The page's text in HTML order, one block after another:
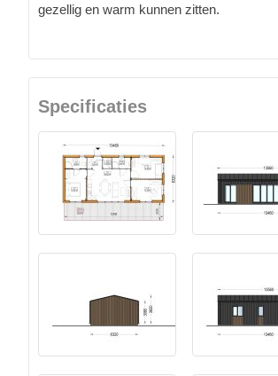
gezellig en warm kunnen zitten.
Specificaties